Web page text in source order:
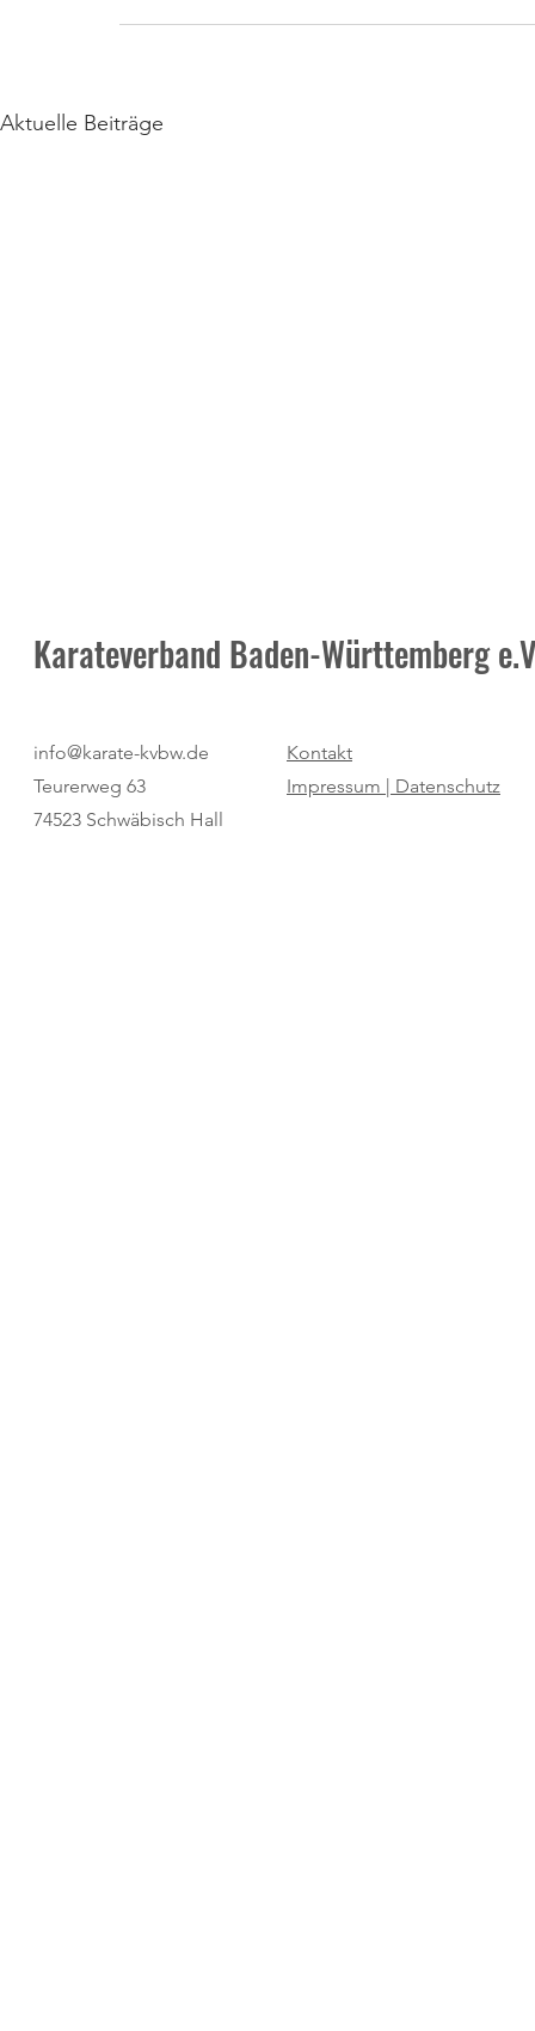
Aktuelle Beiträge
Pure Dominanz: Birtat MTV
Ludwigsburg zum zweiten Mal
Champion
für den SV
Karateverband Baden-Württemberg
info@karate-kvbw.de
Teurerweg 63
74523 Schwäbisch Hall
Kontakt
Impressum | Datenschutz